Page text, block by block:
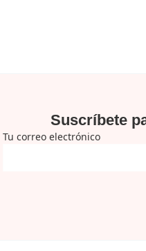
Suscríbete
Tu correo electrónico